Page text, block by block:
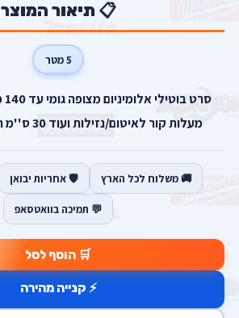
📋 תיאור המוצר
5 מטר
מעלות קור לאיטום/נזילות ועוד 30 ס''מ רוחב 5 מטר אורך.
🚚 משלוח לכל הארץ 🛡️ אחריות יבואן
💬 תמיכה בוואטסאפ
🛒 הוסף לסל
⚡ קנייה מהירה